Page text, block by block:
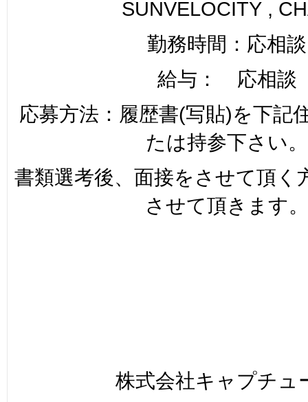
SUNVELOCITY ,
勤務時間：応相談
給与： 応相談
応募方法：履歴書(写貼)を下記
たは持参下さい。
書類選考後、面接をさせて頂く
させて頂きます。
株式会社キャプチュ